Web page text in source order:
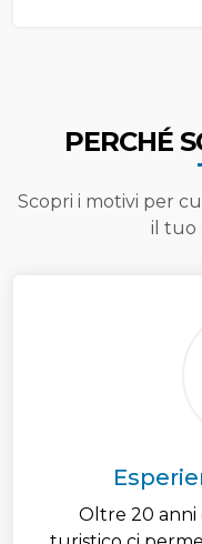
PERCHÉ
Scopri i motivi per
il tuo
Oltre 20 anni